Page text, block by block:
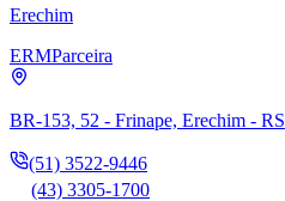
Erechim
ERMParceira
BR-153, 52 - Frinape, Erechim - RS
(51) 3522-9446
(43) 3305-1700